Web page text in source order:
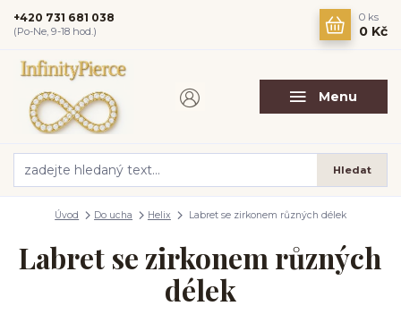
Menu
Hledat
+420 731 681 038
(Po-Ne, 9-18 hod.)
0 ks
0 Kč
Úvod Do ucha Helix Labret se zirkonem různých délek
Labret se zirkonem různých
délek